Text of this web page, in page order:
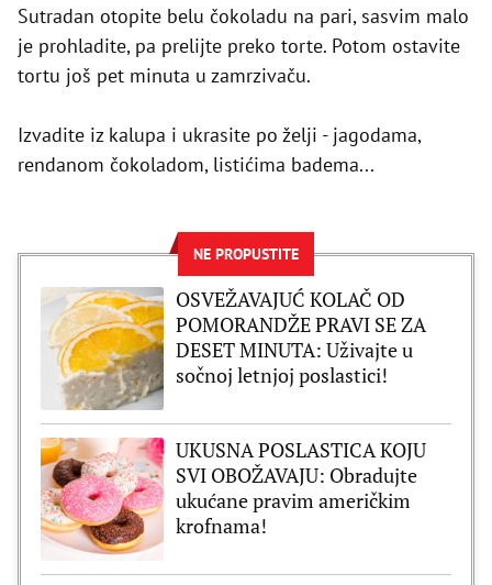
Sutradan otopite belu čokoladu na pari, sasvim malo
je prohladite, pa prelijte preko torte. Potom ostavite
tortu još pet minuta u zamrzivaču.
Izvadite iz kalupa i ukrasite po želji - jagodama,
rendanom čokoladom, listićima badema...
NE PROPUSTITE
OSVEŽAVAJUĆ KOLAČ OD
POMORANDŽE PRAVI SE ZA
DESET MINUTA: Uživajte u
sočnoj letnjoj poslastici!
UKUSNA POSLASTICA KOJU
SVI OBOŽAVAJU: Obradujte
ukućane pravim američkim
krofnama!